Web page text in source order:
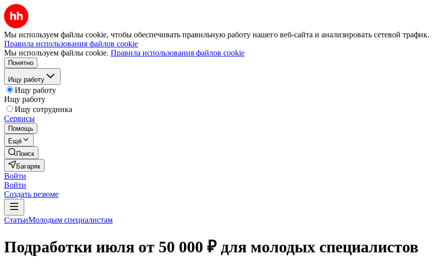
Мы используем файлы cookie, чтобы обеспечивать правильную работу нашего веб-сайта и анализировать сетевой трафик.
Правила использования файлов cookie
Мы используем файлы cookie. Правила использования файлов cookie
Понятно
Ищу работу
Ищу работу
Ищу работу
Ищу сотрудника
Сервисы
Помощь
Ещё
Поиск
Багаряк
Войти
Войти
Создать резюме
СтатьиМолодым специалистам
Подработки июля от 50 000 ₽ для молодых специалистов